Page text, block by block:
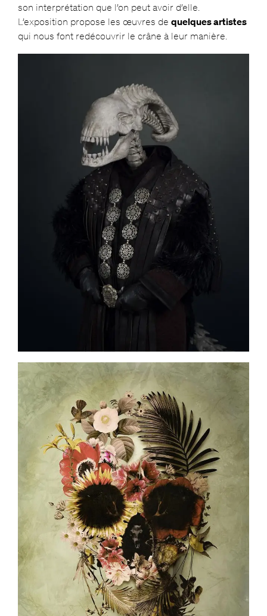
son interprétation que l’on peut avoir d’elle.
L’exposition propose les œuvres de quelques artistes
qui nous font redécouvrir le crâne à leur manière.